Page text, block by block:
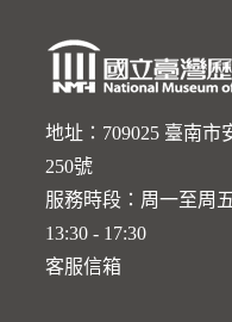
地址：709025 臺南市
250號
服務時段：周一至周五
13:30 - 17:30
客服信箱